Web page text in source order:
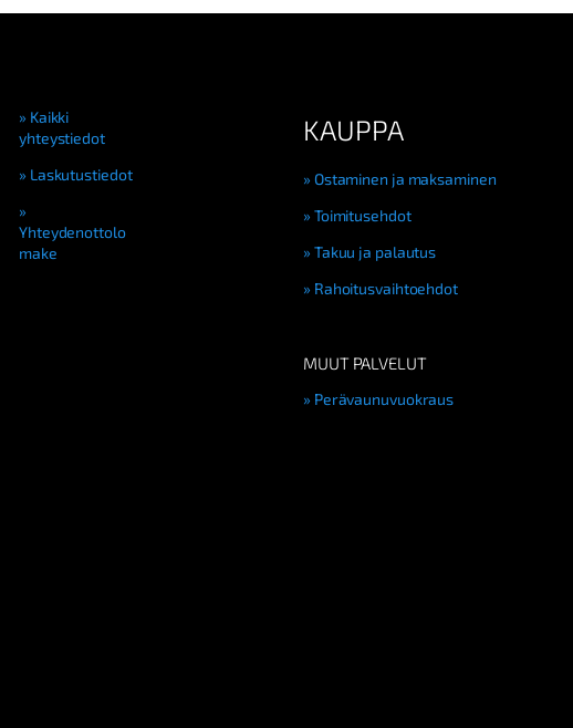
Kaikki
yhteystiedot
Laskutustiedot
Yhteydenottolo
make
KAUPPA
Ostaminen ja maksaminen
Toimitusehdot
Takuu ja palautus
Rahoitusvaihtoehdot
MUUT PALVELUT
Perävaunuvuokraus